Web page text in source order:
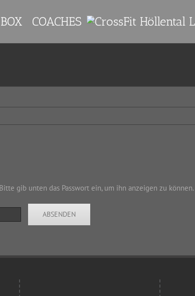
BOX COACHES
gib unten das Passwort ein, um ihn anzeigen zu können.